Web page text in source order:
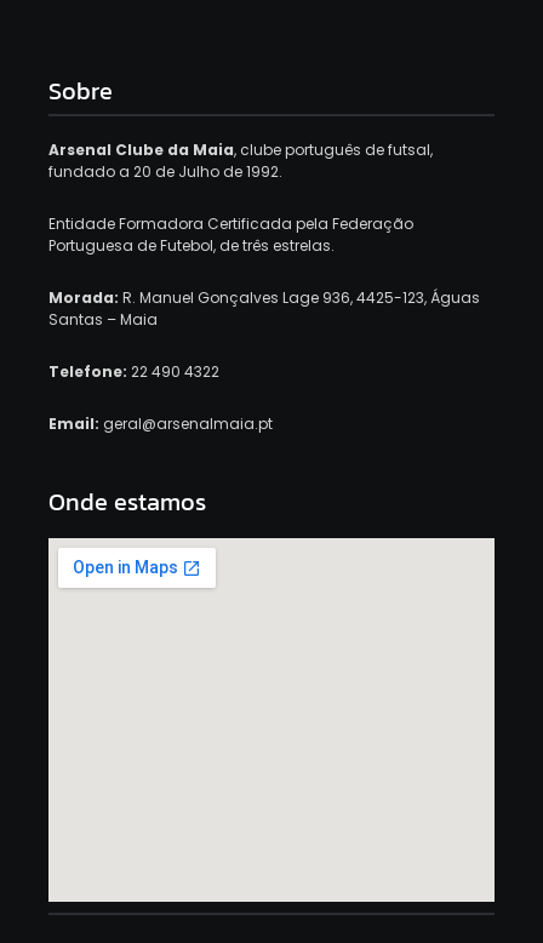
Sobre
Arsenal Clube da Maia, clube português de futsal,
fundado a 20 de Julho de 1992.
Entidade Formadora Certificada pela Federação
Portuguesa de Futebol, de três estrelas.
Morada: R. Manuel Gonçalves Lage 936, 4425-123, Águas
Santas – Maia
Telefone: 22 490 4322
Email: geral@arsenalmaia.pt
Onde estamos